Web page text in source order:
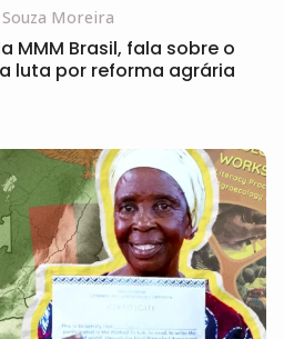
Moreira
MMM Brasil, fala sobre o
luta por reforma agrária